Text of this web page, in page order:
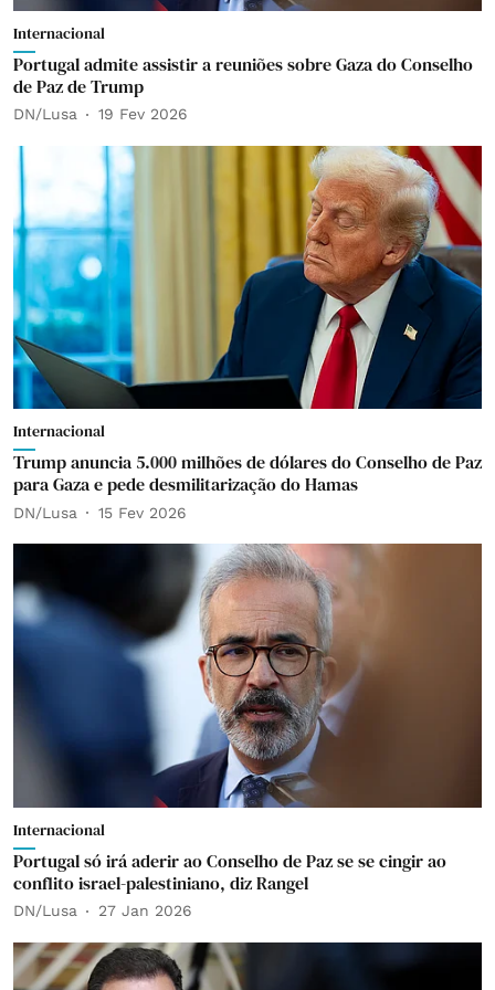
Internacional
Portugal admite assistir a reuniões sobre Gaza do Conselho
de Paz de Trump
DN/Lusa 19 Fev 2026
Internacional
Trump anuncia 5.000 milhões de dólares do Conselho de Paz
para Gaza e pede desmilitarização do Hamas
DN/Lusa 15 Fev 2026
Internacional
Portugal só irá aderir ao Conselho de Paz se se cingir ao
conflito israel-palestiniano, diz Rangel
DN/Lusa 27 Jan 2026